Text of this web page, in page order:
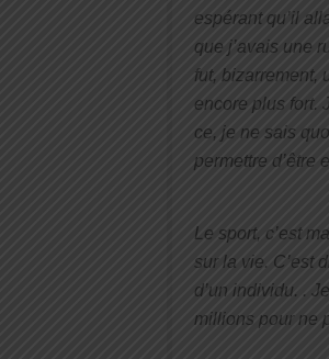
espérant qu’il
que j’avais une
fut, bizarrement,
encore plus fort.
ce, je ne sais
permettre d’être
Le sport, c’est
sur la vie. C’est
d’un individu. .
millions pour ne